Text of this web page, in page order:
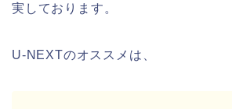
実しております。
U-NEXTのオススメは、